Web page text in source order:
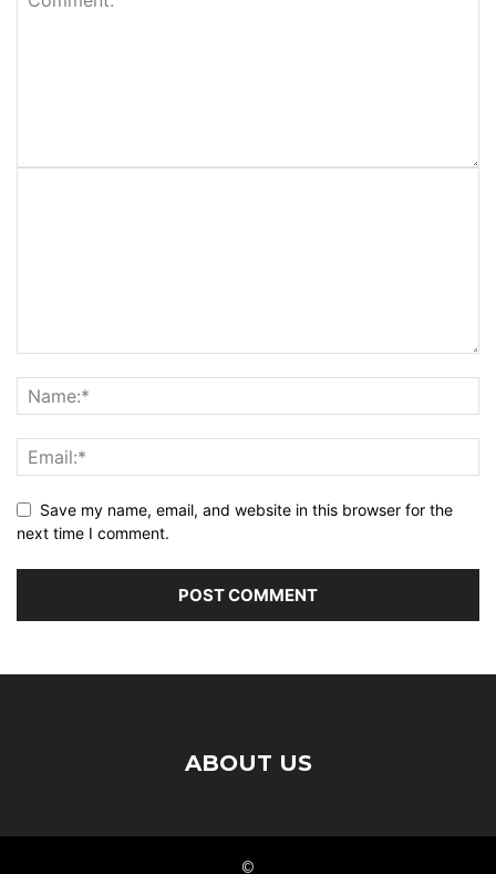
Save my name, email, and website in this browser for the
next time I comment.
ABOUT US
©